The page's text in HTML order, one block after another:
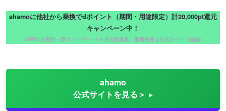
ahamoに他社から乗換でdポイント（期間・用途限定）計20,000pt還元
キャンペーン中！
（SIMのみ契約・要エントリー・5ヶ月分割進呈。最新条件は公式サイトで確認）
ahamo
公式サイトを見る＞